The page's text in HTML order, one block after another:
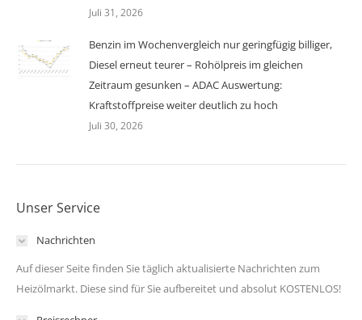
Juli 31, 2026
Benzin im Wochenvergleich nur geringfügig billiger,
Diesel erneut teurer – Rohölpreis im gleichen
Zeitraum gesunken – ADAC Auswertung:
Kraftstoffpreise weiter deutlich zu hoch
Juli 30, 2026
Unser Service
Nachrichten
Auf dieser Seite finden Sie täglich aktualisierte Nachrichten zum
Heizölmarkt. Diese sind für Sie aufbereitet und absolut KOSTENLOS!